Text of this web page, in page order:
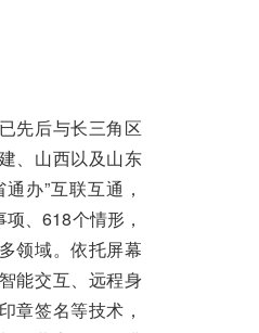
先后与长三角区
、山西以及山东
办”互联互通，
、618个情形，
领域。依托屏幕
能交互、远程身
章签名等技术，